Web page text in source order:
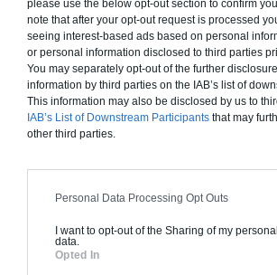
please use the below opt-out section to confirm
note that after your opt-out request is processed
seeing interest-based ads based on personal
or personal information disclosed to third parties
You may separately opt-out of the further
information by third parties on the IAB’s list of
This information may also be disclosed by us to
IAB’s List of Downstream Participants that may
other third parties.
Personal Data Processing Opt Outs
I want to opt-out of the Sharing of my personal
data.
Opted In
conservation. Ce n’est qu’une fois cette
plans architecturaux peuvent être
demandes de permis et les
aux autorités locales, un budget et un
pour le suivi du chantier